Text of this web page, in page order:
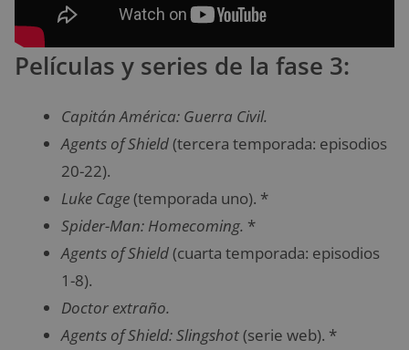
Películas y series de la fase 3:
Capitán América: Guerra Civil.
Agents of Shield(tercera temporada: episodios
20-22).
Luke Cage(temporada uno). *
Spider-Man: Homecoming. *
Agents of Shield(cuarta temporada: episodios
1-8).
Doctor extraño.
Agents of Shield: Slingshot(serie web). *